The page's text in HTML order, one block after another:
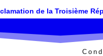
de la Troisième